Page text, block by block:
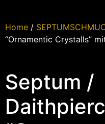
Home /
“Ornamentic Crystalls”
Septum /